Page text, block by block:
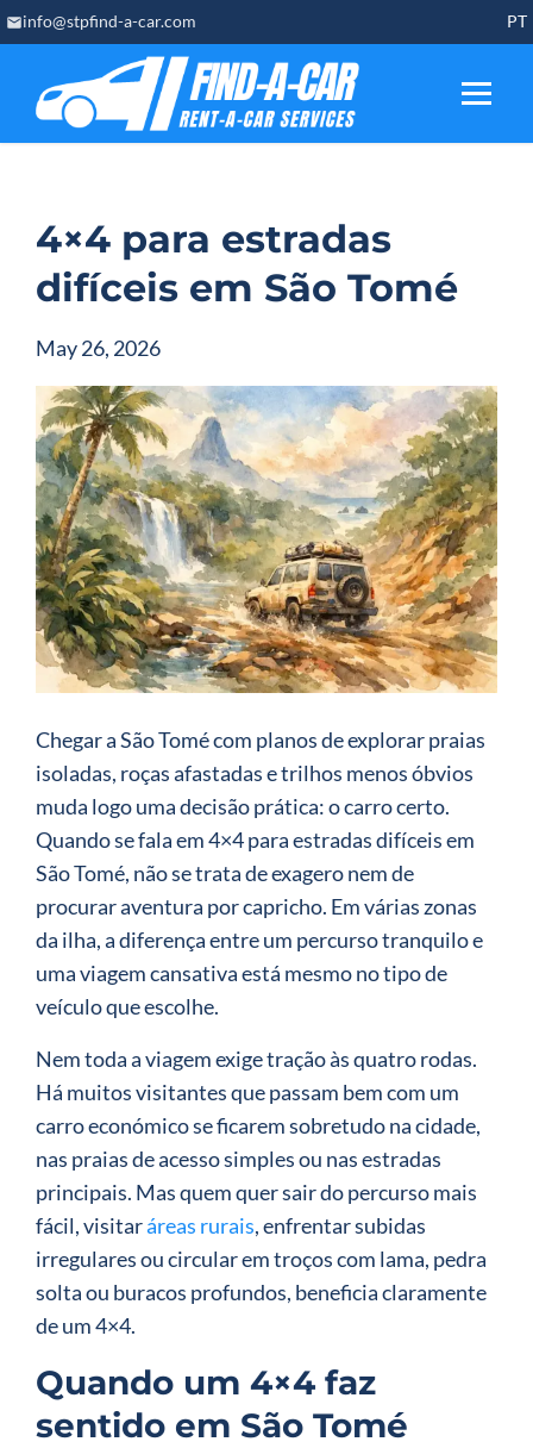
Skip
to
content
info@stpfind-a-car.com PT
4×4 para estradas
difíceis em São Tomé
May 26, 2026
Chegar a São Tomé com planos de explorar praias
isoladas, roças afastadas e trilhos menos óbvios
muda logo uma decisão prática: o carro certo.
Quando se fala em 4×4 para estradas difíceis em
São Tomé, não se trata de exagero nem de
procurar aventura por capricho. Em várias zonas
da ilha, a diferença entre um percurso tranquilo e
uma viagem cansativa está mesmo no tipo de
veículo que escolhe.
Nem toda a viagem exige tração às quatro rodas.
Há muitos visitantes que passam bem com um
carro económico se ficarem sobretudo na cidade,
nas praias de acesso simples ou nas estradas
principais. Mas quem quer sair do percurso mais
fácil, visitaráreas rurais, enfrentar subidas
irregulares ou circular em troços com lama, pedra
solta ou buracos profundos, beneficia claramente
de um 4×4.
Quando um 4×4 faz
sentido em São Tomé